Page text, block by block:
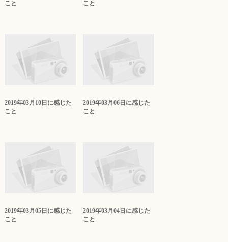
こと
こと
2019年03月10日に感じた
こと
2019年03月06日に感じた
こと
2019年03月05日に感じた
こと
2019年03月04日に感じた
こと